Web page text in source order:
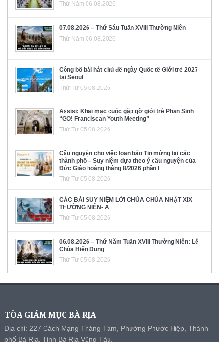
Thứ Năm 06.08.2026
07.08.2026 – Thứ Sáu Tuần XVIII Thường Niên
Thứ Năm 06.08.2026
Công bố bài hát chủ đề ngày Quốc tế Giới trẻ 2027
tại Seoul
Thứ Tư 05.08.2026
Assisi: Khai mạc cuộc gặp gỡ giới trẻ Phan Sinh
“GO! Franciscan Youth Meeting”
Thứ Tư 05.08.2026
Cầu nguyện cho việc loan báo Tin mừng tại các
thành phố – Suy niệm dựa theo ý cầu nguyện của
Đức Giáo hoàng tháng 8/2026 phần I
Thứ Tư 05.08.2026
CÁC BÀI SUY NIỆM LỜI CHÚA CHÚA NHẬT XIX
THƯỜNG NIÊN- A
Thứ Tư 05.08.2026
06.08.2026 – Thứ Năm Tuần XVIII Thường Niên: Lễ
Chúa Hiển Dung
Thứ Tư 05.08.2026
TÒA GIÁM MỤC BÀ RỊA
Địa chỉ: 227 Cách Mạng Tháng Tám, Phường Phước Hiệp, Thành
phố Bà Rịa, Tỉnh Bà Rịa Vũng Tàu.